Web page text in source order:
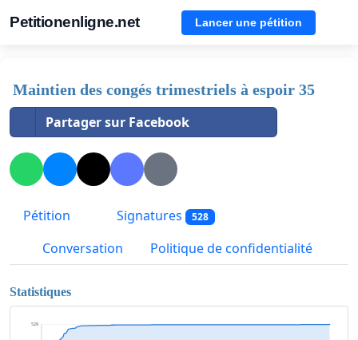
Petitionenligne.net Lancer une pétition
Maintien des congés trimestriels à espoir 35
Partager sur Facebook
Pétition Signatures 528
Conversation Politique de confidentialité
Statistiques
528